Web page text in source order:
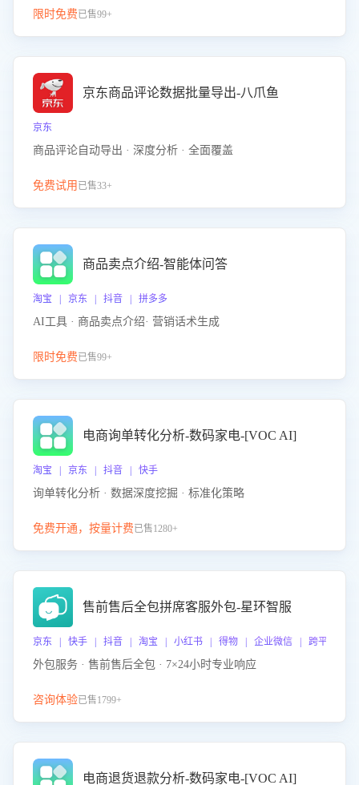
限时免费已售99+
京东商品评论数据批量导出-八爪鱼
京东
商品评论自动导出 · 深度分析 · 全面覆盖
免费试用 已售33+
商品卖点介绍-智能体问答
淘宝 | 京东 | 抖音 | 拼多多
AI工具 · 商品卖点介绍· 营销话术生成
限时免费已售99+
电商询单转化分析-数码家电-[VOC AI]
淘宝 | 京东 | 抖音 | 快手
询单转化分析 · 数据深度挖掘 · 标准化策略
免费开通，按量计费已售1280+
售前售后全包拼席客服外包-星环智服
京东 | 快手 | 抖音 | 淘宝 | 小红书 | 得物 | 企业微信 | 跨平台
外包服务 · 售前售后全包 · 7×24小时专业响应
咨询体验已售1799+
电商退货退款分析-数码家电-[VOC AI]